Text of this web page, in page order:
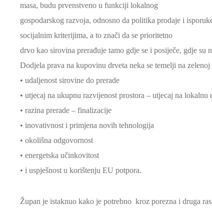
masa, budu prvenstveno u funkciji lokalnog
gospodarskog razvoja, odnosno da politika prodaje i
socijalnim kriterijima, a to znači da se prioritetno
drvo kao sirovina prerađuje tamo gdje se i posiječe, gdje
Dodjela prava na kupovinu drveta neka se temelji na
• udaljenost sirovine do prerade
• utjecaj na ukupnu razvijenost prostora – utjecaj na lokalnu
• razina prerade – finalizacije
• inovativnost i primjena novih tehnologija
• okolišna odgovornost
• energetska učinkovitost
• i uspješnost u korištenju EU potpora.
Župan je istaknuo kako je potrebno kroz porezna i druga